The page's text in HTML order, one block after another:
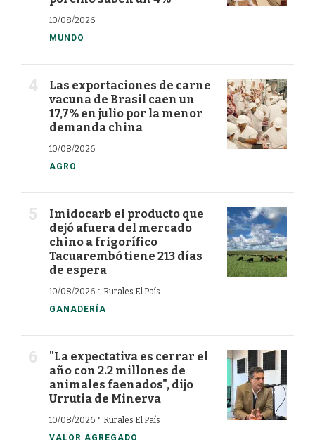
10/08/2026
MUNDO
Las exportaciones de carne
vacuna de Brasil caen un
17,7% en julio por la menor
demanda china
10/08/2026
AGRO
Imidocarb el producto que
dejó afuera del mercado
chino a frigorífico
Tacuarembó tiene 213 días
de espera
10/08/2026 · Rurales El País
GANADERÍA
"La expectativa es cerrar el
año con 2.2 millones de
animales faenados", dijo
Urrutia de Minerva
10/08/2026 · Rurales El País
VALOR AGREGADO